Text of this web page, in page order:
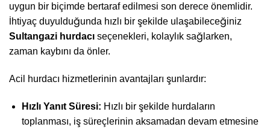
uygun bir biçimde bertaraf edilmesi son derece önemlidir.
İhtiyaç duyulduğunda hızlı bir şekilde ulaşabileceğiniz
Sultangazi hurdacı seçenekleri, kolaylık sağlarken,
zaman kaybını da önler.
Acil hurdacı hizmetlerinin avantajları şunlardır:
Hızlı Yanıt Süresi: Hızlı bir şekilde hurdaların
toplanması, iş süreçlerinin aksamadan devam etmesine